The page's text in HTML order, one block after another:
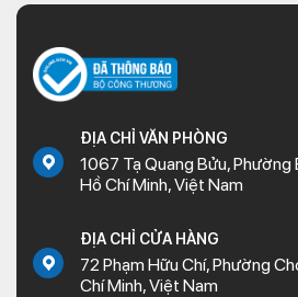
ĐỊA CHỈ VĂN PHÒNG
1067 Tạ Quang Bửu,
Hồ Chí Minh, Việt Nam
ĐỊA CHỈ CỬA HÀNG
72 Phạm Hữu Chí, Phường
Chí Minh, Việt Nam